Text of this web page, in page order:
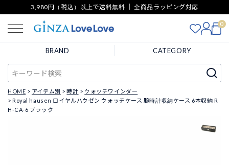
3,980円（税込）以上で送料無料 ｜ 全商品ラッピング対応
0
BRAND CATEGORY
HOME アイテム別 時計
ウォッチワインダー
Royal hausen ロイヤルハウゼン ウォッチケース 腕時計収納ケース 6本収納 R
H-CA-6 ブラック